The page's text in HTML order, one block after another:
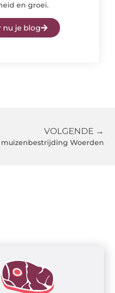
en groei.
nu je blog
VOLGENDE →
Woerden